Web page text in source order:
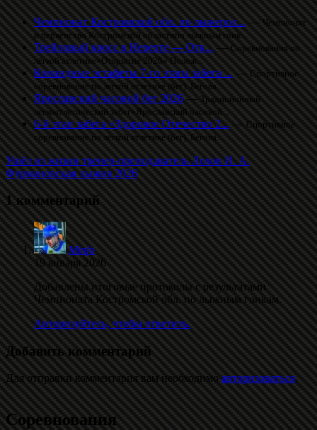
Чемпионат Костромской обл. по лыжерол...—Чемпионат
и первенство Костромской областипо лыжным гонк...
Трейловый кросс в Нерехте — Отк...—Соревнования по
лёгкой атлетике«Открытие 2026» Полож...
Командные эстафеты 7-го этапа забега ...— Спортивное
соревнование по легкой атлетике (бег). Бегова...
Ярославский часовой бег 2026—Традиционный
легкоатлетический забег«Ярославский часовой...
6-й этап забега «Здоровое Отечество 2...—Спортивное
соревнование по легкой атлетике (бег). Бегова...
Ушёл из жизни тренер-преподаватель Лохов И. А.
Фурмановская лыжня 2026
1 комментарий
Minfo
19 января 2026
Добавлены итоговые протоколы с результатами
Чемпионата Костромской обл. по лыжным гонкам.
Авторизуйтесь, чтобы ответить.
Добавить комментарий
Для отправки комментария вам необходимоавторизоваться.
Соревнования